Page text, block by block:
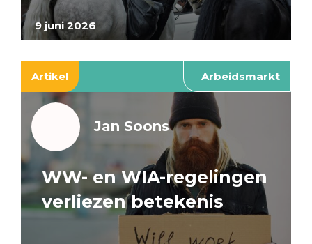
9 juni 2026
Artikel Arbeidsmarkt
Jan Soons
WW- en WIA-regelingen
verliezen betekenis